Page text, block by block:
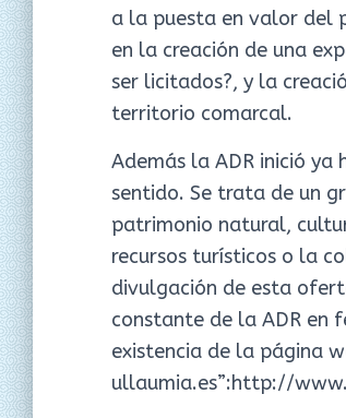
a la puesta en valor del
en la creación de una
ser licitados?, y la
territorio comarcal.
Además la ADR inició ya
sentido. Se trata de un
patrimonio natural,
recursos turísticos o la
divulgación de esta
constante de la ADR en
existencia de la página
ullaumia.es”:http://